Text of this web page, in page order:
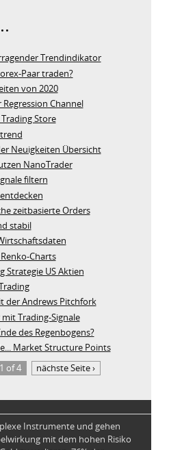
Trendindikator
Paar traden?
von 2020
Regression Channel
Store
Neuigkeiten Übersicht
NanoTrader
filtern
zeitbasierte Orders
stabil
Charts
Strategie US Aktien
der Andrews Pitchfork
Trading-Signale
des Regenbogens?
Market Structure Points
1 of 4
nächste Seite ›
Instrumente und gehen
mit dem hohen Risiko